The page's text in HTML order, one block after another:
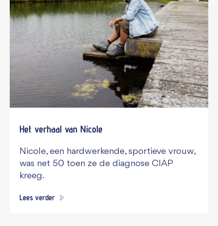
Het verhaal van Nicole
Nicole, een hardwerkende, sportieve vrouw,
was net 50 toen ze de diagnose CIAP
kreeg.
Lees verder